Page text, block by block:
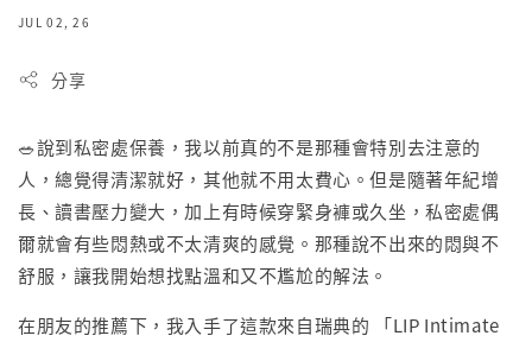
JUL 02, 26
分享
🥗說到私密處保養，我以前真的不是那種會特別去注意的
人，總覺得清潔就好，其他就不用太費心。但是隨著年紀增
長、讀書壓力變大，加上有時候穿緊身褲或久坐，私密處偶
爾就會有些悶熱或不太清爽的感覺。那種說不出來的悶與不
舒服，讓我開始想找點溫和又不尷尬的解法。
在朋友的推薦下，我入手了這款來自瑞典的 「LIP Intimate